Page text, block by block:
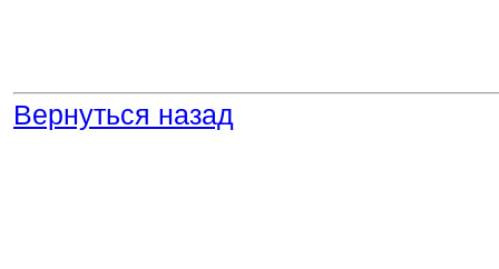
Вернуться назад